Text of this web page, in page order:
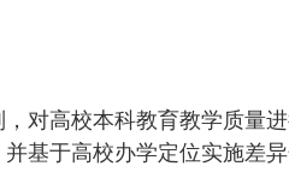
对高校本科教育教学质量
基于高校办学定位实施差异